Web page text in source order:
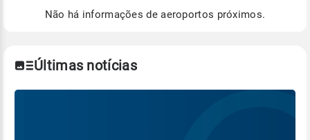
de Tempo e Estudos Climáticos (CPTEC).
Não há informações de aeroportos próximos.
Últimas notícias